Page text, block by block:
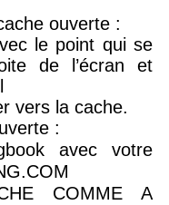
ouverte :
le point qui se
de l’écran et
vers la cache.
:
avec votre
COMME A